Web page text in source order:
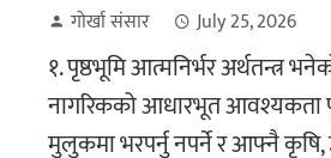
गोर्खा संसार July 25, 2026
१. पृष्ठभूमि आत्मनिर्भर अर्थतन्त्र
नागरिकको आधारभूत आवश्यकता
मुलुकमा भरपर्नु नपर्ने र आफ्नै कृषि,